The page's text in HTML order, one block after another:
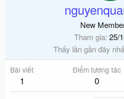
New
Tham gia 25/
Thấy lần gần đây
Bài viết
1
Điểm tương tác
0